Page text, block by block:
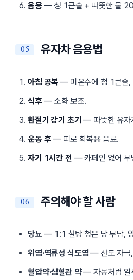
음용— 청 1큰술 + 따뜻한 물
유자차 음용법
아침 공복 — 미온수에 청 1큰술,
식후— 소화 보조.
환절기 감기 초기 — 따뜻한 유자
운동 후— 피로 회복용 음료.
자기 1시간 전 — 카페인 없어 부
주의해야 할 사람
당뇨— 1:1 설탕 청은 당 부담, 양
위염·역류성 식도염 — 산도 자극
혈압약·심혈관 약— 자몽처럼 일